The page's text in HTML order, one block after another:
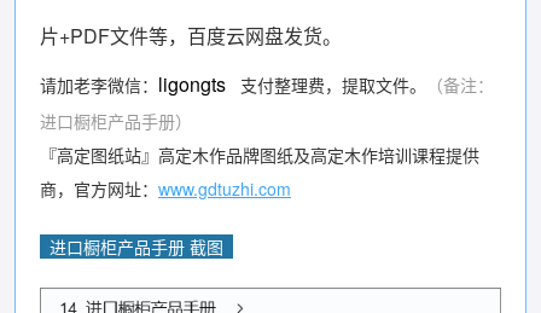
片+PDF文件等，百度云网盘发货。
请加老李微信： ligongts 支付整理费，提取文件。
（备注：
进口橱柜产品手册）
『高定图纸站』高定木作品牌图纸及高定木作培训课程提供
商，官方网址： www.gdtuzhi.com
进口橱柜产品手册 截图